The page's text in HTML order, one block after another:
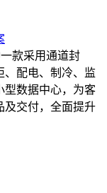
款采用通道封
、配电、制冷、监
型数据中心，为客
及交付，全面提升